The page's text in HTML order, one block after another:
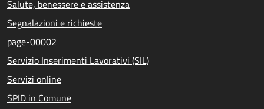
Salute, benessere e assistenza
Segnalazioni e richieste
page-00002
Servizio Inserimenti Lavorativi (SIL)
Servizi online
SPID in Comune